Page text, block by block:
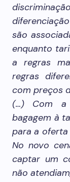
são
enquanto
a regras
regras
com preços
(…) Com a
bagagem à
para a oferta
No novo
captar um
não